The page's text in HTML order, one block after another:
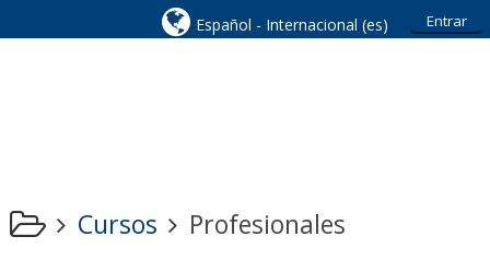
Entrar
Español - Internacional ‎(es)‎
Cursos Profesionales